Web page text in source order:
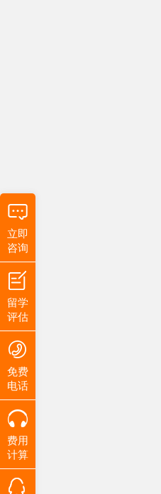
立即
咨询
留学
评估
免费
电话
费用
计算